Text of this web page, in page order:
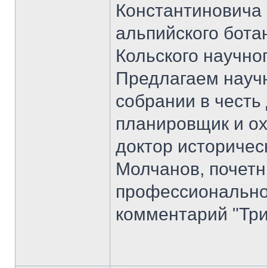
альпийского
Кольского
Предлагаем
собрании в
планировщик и
доктор
Молчанов,
комментарий